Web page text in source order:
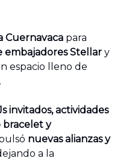
Cuernavaca para
Stellar y
espacio lleno de
invitados, actividades
bracelet y
nuevas alianzas y
a la